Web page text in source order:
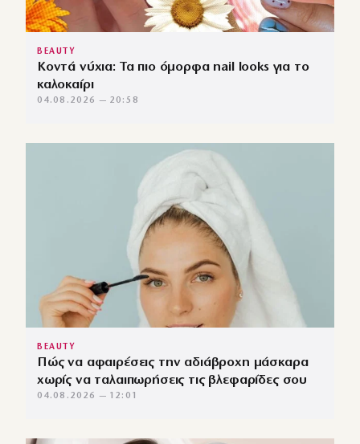
BEAUTY
Κοντά νύχια: Τα πιο όμορφα nail looks για το
καλοκαίρι
04.08.2026 — 20:58
BEAUTY
Πώς να αφαιρέσεις την αδιάβροχη μάσκαρα
χωρίς να ταλαιπωρήσεις τις βλεφαρίδες σου
04.08.2026 — 12:01